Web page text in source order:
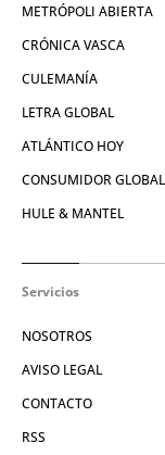
METRÓPOLI ABIERTA
CRÓNICA VASCA
CULEMANÍA
LETRA GLOBAL
ATLÁNTICO HOY
CONSUMIDOR GLOBAL
HULE & MANTEL
Servicios
NOSOTROS
AVISO LEGAL
CONTACTO
RSS